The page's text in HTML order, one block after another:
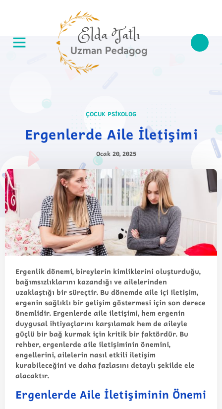
ÇOCUK PSIKOLOG
Ergenlerde Aile İletişimi
Ocak 20, 2025
Ergenlik dönemi, bireylerin kimliklerini oluşturduğu,
bağımsızlıklarını kazandığı ve ailelerinden
uzaklaştığı bir süreçtir. Bu dönemde aile içi iletişim,
ergenin sağlıklı bir gelişim göstermesi için son derece
önemlidir. Ergenlerde aile iletişimi, hem ergenin
duygusal ihtiyaçlarını karşılamak hem de aileyle
güçlü bir bağ kurmak için kritik bir faktördür. Bu
rehber, ergenlerde aile iletişiminin önemini,
engellerini, ailelerin nasıl etkili iletişim
kurabileceğini ve daha fazlasını detaylı şekilde ele
alacaktır.
Ergenlerde Aile İletişiminin Önemi